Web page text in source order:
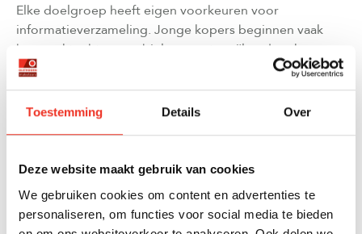
Toestemming Details Over
Deze website maakt gebruik van cookies
We gebruiken cookies om content en advertenties te
personaliseren, om functies voor social media te bieden
Elke doelgroep heeft eigen voorkeuren voor
informatieverzameling. Jonge kopers beginnen vaak
hun zoektocht op mobiele apps, terwijl oudere kopers
misschien eerst de lokale krant lezen. Door meerdere
kanalen te gebruiken, vergroot de makelaar de kans dat
de woning wordt gezien door alle potentiële
meer urgentie en interesse. Wanneer een woning op
verschillende platforms zichtbaar is en er meerdere
bezichtigingen worden georganiseerd, ontstaat er een